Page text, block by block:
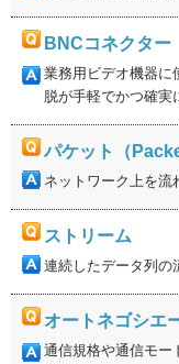
BNCコネクター
業務用ビデオ機器に
脱が手軽でかつ確実
パケット（
ネットワーク上を流
ストリーム
連続したデータ列の
オートネゴシエ
通信規格や通信モー